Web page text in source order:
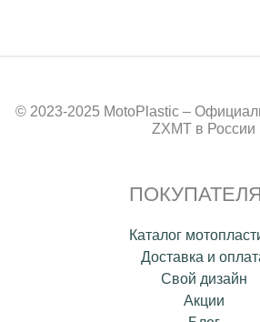
© 2023-2025 MotoPlastic –
ZXMT в России
Каталог
Доставка и
Свой дизайн
Акции